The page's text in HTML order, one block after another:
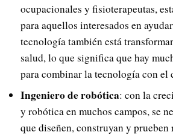
ocupacionales y fisioterapeutas,
para aquellos interesados en
tecnología también está
salud, lo que significa que hay
para combinar la tecnología con el
Ingeniero de robótica: con la
y robótica en muchos campos, se
que diseñen, construyan y prueben